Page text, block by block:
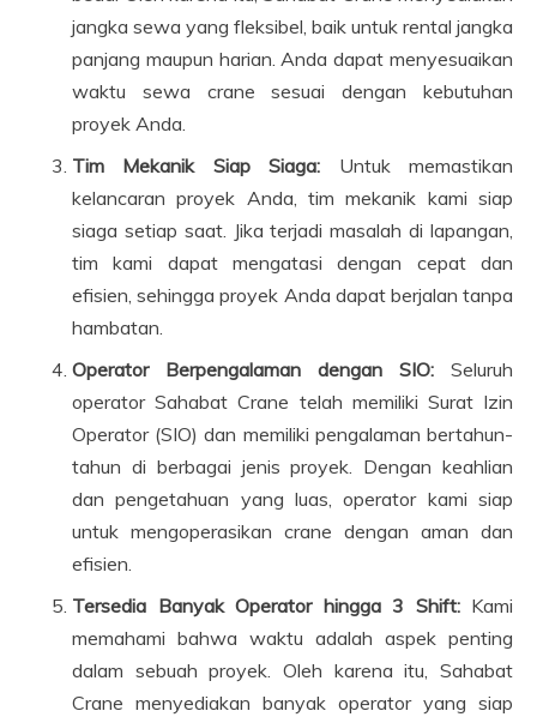
jangka sewa yang fleksibel, baik untuk rental jangka
panjang maupun harian. Anda dapat menyesuaikan
waktu sewa crane sesuai dengan kebutuhan
proyek Anda.
Tim Mekanik Siap Siaga: Untuk memastikan
kelancaran proyek Anda, tim mekanik kami siap
siaga setiap saat. Jika terjadi masalah di lapangan,
tim kami dapat mengatasi dengan cepat dan
efisien, sehingga proyek Anda dapat berjalan tanpa
hambatan.
Operator Berpengalaman dengan SIO: Seluruh
operator Sahabat Crane telah memiliki Surat Izin
Operator (SIO) dan memiliki pengalaman bertahun-
tahun di berbagai jenis proyek. Dengan keahlian
dan pengetahuan yang luas, operator kami siap
untuk mengoperasikan crane dengan aman dan
efisien.
Tersedia Banyak Operator hingga 3 Shift:Kami
memahami bahwa waktu adalah aspek penting
dalam sebuah proyek. Oleh karena itu, Sahabat
Crane menyediakan banyak operator yang siap